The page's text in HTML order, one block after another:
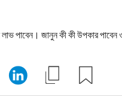
পাবেন। জানুন কী কী উপকার পাবেন